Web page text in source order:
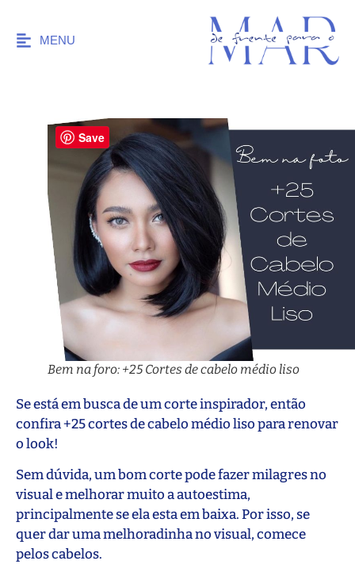
MENU
Bem na foro: +25 Cortes de cabelo médio liso
Se está em busca de um corte inspirador, então
confira +25 cortes de cabelo médio liso para renovar
o look!
Sem dúvida, um bom corte pode fazer milagres no
visual e melhorar muito a autoestima,
principalmente se ela esta em baixa. Por isso, se
quer dar uma melhoradinha no visual, comece
pelos cabelos.
Save